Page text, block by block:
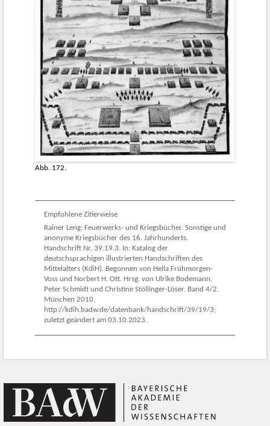
Abb. 172.
Empfohlene Zitierweise
Rainer Leng: Feuerwerks- und Kriegsbücher. Sonstige und
anonyme Kriegsbücher des 16. Jahrhunderts.
Handschrift Nr. 39.19.3. In: Katalog der
deutschsprachigen illustrierten Handschriften des
Mittelalters (KdiH). Begonnen von Hella Frühmorgen-
Voss und Norbert H. Ott. Hrsg. von Ulrike Bodemann,
Peter Schmidt und Christine Stöllinger-Löser. Band 4/2.
München 2010.
http://kdih.badw.de/datenbank/handschrift/39/19/3;
zuletzt geändert am 03.10.2023.